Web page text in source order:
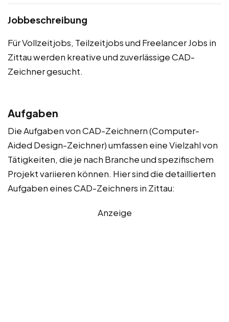
Jobbeschreibung
Für Vollzeitjobs, Teilzeitjobs und Freelancer Jobs in
Zittau werden kreative und zuverlässige CAD-
Zeichner gesucht.
Aufgaben
Die Aufgaben von CAD-Zeichnern (Computer-
Aided Design-Zeichner) umfassen eine Vielzahl von
Tätigkeiten, die je nach Branche und spezifischem
Projekt variieren können. Hier sind die detaillierten
Aufgaben eines CAD-Zeichners in Zittau:
Anzeige